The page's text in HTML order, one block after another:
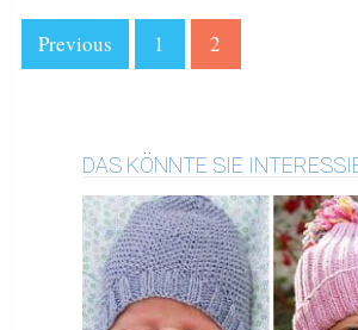
Previous 1 2
DAS KÖNNTE SIE